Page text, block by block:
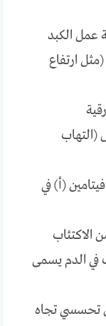
عمل الكبد
ارتفاع
(التهاب
(أ) في
في الدم يسمى
تحسسي تجاه